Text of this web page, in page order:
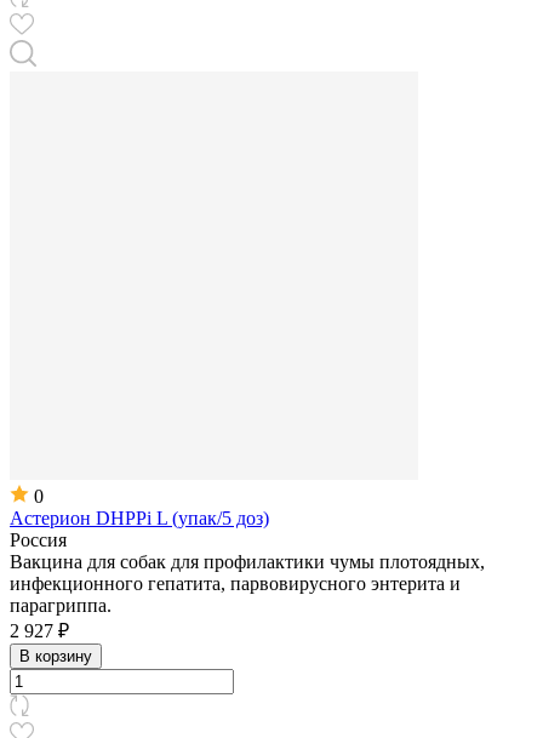
0
Астерион DHPPi L (упак/5 доз)
Россия
Вакцина для собак для профилактики чумы плотоядных,
инфекционного гепатита, парвовирусного энтерита и
парагриппа.
2 927 ₽
В корзину